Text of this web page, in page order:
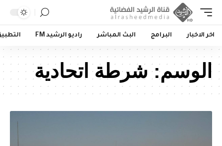
اخر الاخبار البرامج البث المباشر راديو الرشيد FM
الوسم: شرطة اتحادية